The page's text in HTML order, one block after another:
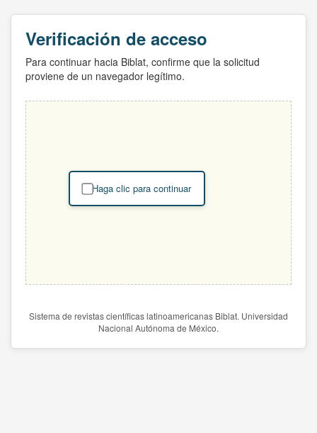
Verificación de acceso
Para continuar hacia Biblat, confirme que la solicitud
proviene de un navegador legítimo.
Haga clic para continuar
Sistema de revistas científicas latinoamericanas Biblat. Universidad
Nacional Autónoma de México.